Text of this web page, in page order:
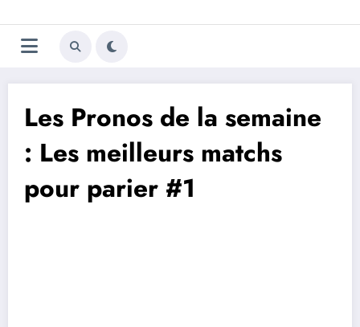
au
contenu
Trivela
L'actualité du football
Les Pronos de la semaine
: Les meilleurs matchs
pour parier #1